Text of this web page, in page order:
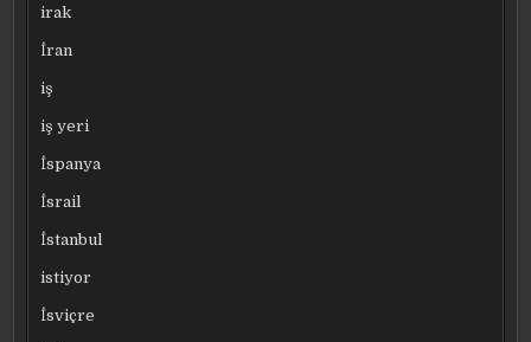
irak
İran
iş
iş yeri
İspanya
İsrail
İstanbul
istiyor
İsviçre